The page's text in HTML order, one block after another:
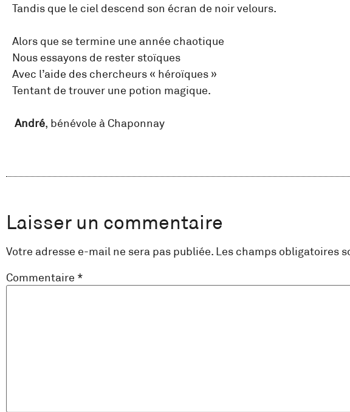
Tandis que le ciel descend son écran de noir velours.
Alors que se termine une année chaotique
Nous essayons de rester stoïques
Avec l’aide des chercheurs « héroïques »
Tentant de trouver une potion magique.
André, bénévole à Chaponnay
Laisser un commentaire
Votre adresse e-mail ne sera pas publiée. Les champs obligatoires
Commentaire *